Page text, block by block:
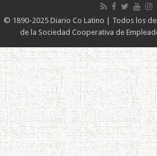
© 1890-2025 Diario Co Latino | Todos los
de la Sociedad Cooperativa de